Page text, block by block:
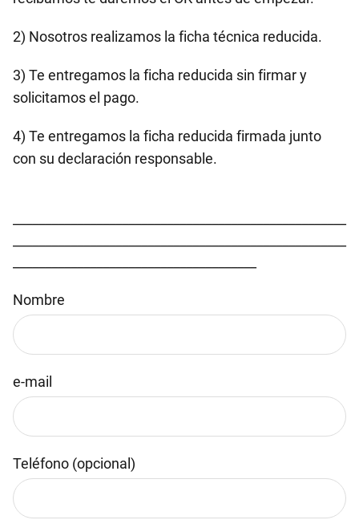
2) Nosotros realizamos la ficha técnica reducida.
3) Te entregamos la ficha reducida sin firmar y
solicitamos el pago.
4) Te entregamos la ficha reducida firmada junto
con su declaración responsable.
Nombre
e-mail
Teléfono (opcional)